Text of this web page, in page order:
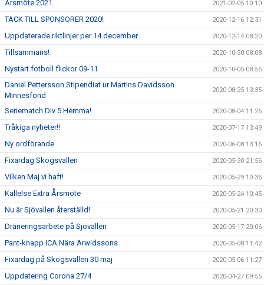
Årsmöte 2021 2021-02-05 10:10
TACK TILL SPONSORER 2020! 2020-12-16 12:31
Uppdaterade riktlinjer per 14 december 2020-12-14 08:20
Tillsammans! 2020-10-30 08:08
Nystart fotboll flickor 09-11 2020-10-05 08:55
Daniel Pettersson Stipendiat ur Martins Davidsson
Minnesfond
2020-08-25 13:35
Seriematch Div 5 Hemma! 2020-08-04 11:26
Tråkiga nyheter!! 2020-07-17 13:49
Ny ordförande 2020-06-08 13:16
Fixardag Skogsvallen 2020-05-30 21:56
Vilken Maj vi haft! 2020-05-29 10:36
Kallelse Extra Årsmöte 2020-05-24 10:45
Nu är Sjövallen återställd! 2020-05-21 20:30
Dräneringsarbete på Sjövallen 2020-05-17 20:06
Pant-knapp ICA Nära Arwidssons 2020-05-08 11:42
Fixardag på Skogsvallen 30 maj 2020-05-06 11:27
Uppdatering Corona 27/4 2020-04-27 09:55